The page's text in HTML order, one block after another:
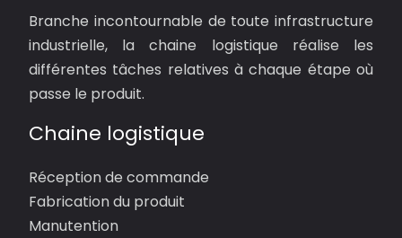
Branche incontournable de toute infrastructure
industrielle, la chaine logistique réalise les
différentes tâches relatives à chaque étape où
passe le produit.
Chaine logistique
Réception de commande
Fabrication du produit
Manutention